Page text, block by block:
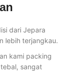
dari Jepara
lebih terjangkau.
kami packing
sangat